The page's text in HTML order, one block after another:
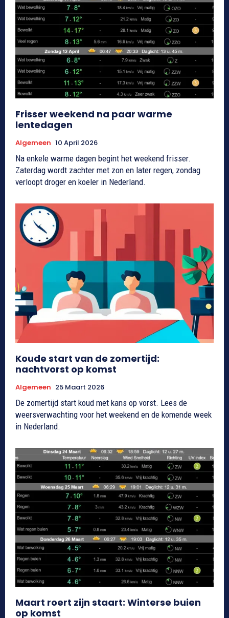
Frisser weekend na paar warme
lentedagen
Algemeen 10 April 2026
Na enkele warme dagen begint het weekend frisser.
Zaterdag wordt zachter met zon en later regen, zondag
verloopt droger en koeler in Nederland.
Koude start van de zomertijd:
nachtvorst op komst
Algemeen 25 Maart 2026
De zomertijd start koud met kans op vorst. Lees de
weersverwachting voor het weekend en de komende week
in Nederland.
Maart roert zijn staart: Winterse buien
op komst